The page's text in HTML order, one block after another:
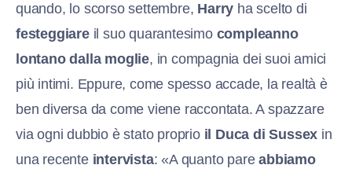
quando, lo scorso settembre, Harry ha scelto di
festeggiareil suo quarantesimo compleanno
lontano dalla moglie, in compagnia dei suoi amici
più intimi. Eppure, come spesso accade, la realtà è
ben diversa da come viene raccontata. A spazzare
via ogni dubbio è stato proprio il Duca di Sussex in
una recente intervista: «A quanto pareabbiamo